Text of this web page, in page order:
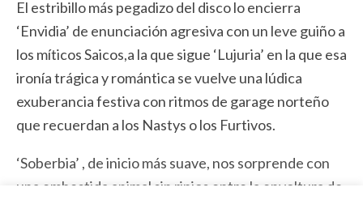
El estribillo más pegadizo del disco lo encierra
‘Envidia’ de enunciación agresiva con un leve guiño a
los míticos Saicos,a la que sigue ‘Lujuria’ en la que esa
ironía trágica y romántica se vuelve una lúdica
exuberancia festiva con ritmos de garage norteño
que recuerdan a los Nastys o los Furtivos.
‘Soberbia’ , de inicio más suave, nos sorprende con
una embestida animal sin ripios entre la envoltura de